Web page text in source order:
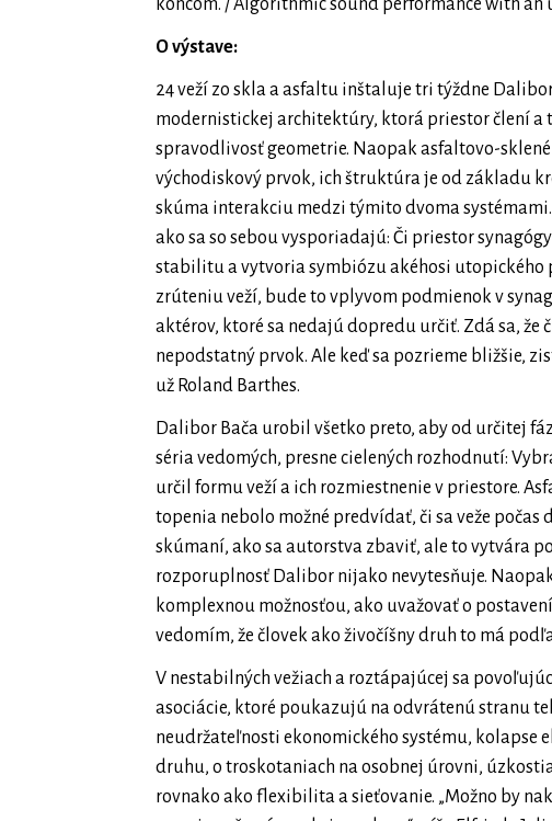
koncom. / Algorithmic sound performance with an
O výstave:
24 veží zo skla a asfaltu inštaluje tri týždne
modernistickej architektúry, ktorá priestor člení a
spravodlivosť geometrie. Naopak asfaltovo-
východiskový prvok, ich štruktúra je od základu
skúma interakciu medzi týmito dvoma
ako sa so sebou vysporiadajú: Či priestor
stabilitu a vytvoria symbiózu akéhosi utopického
zrúteniu veží, bude to vplyvom podmienok v
aktérov, ktoré sa nedajú dopredu určiť. Zdá sa, že
nepodstatný prvok. Ale keď sa pozrieme bližšie,
už Roland Barthes.
Dalibor Bača urobil všetko preto, aby od určitej
séria vedomých, presne cielených rozhodnutí:
určil formu veží a ich rozmiestnenie v priestore.
topenia nebolo možné predvídať, či sa veže
skúmaní, ako sa autorstva zbaviť, ale to vytvára
rozporuplnosť Dalibor nijako nevytesňuje.
komplexnou možnosťou, ako uvažovať o
vedomím, že človek ako živočíšny druh to má
V nestabilných vežiach a roztápajúcej sa
asociácie, ktoré poukazujú na odvrátenú stranu
neudržateľnosti ekonomického systému, kolapse
druhu, o troskotaniach na osobnej úrovni,
rovnako ako flexibilita a sieťovanie. „Možno by